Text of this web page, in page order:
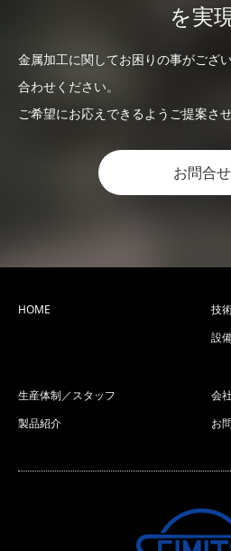
を実
金属加工に関してお困りの事がござ
合わせください。
ご希望にお応えできるようご提案さ
お問合せ
HOME
技
設
生産体制／スタッフ
製品紹介
会
お